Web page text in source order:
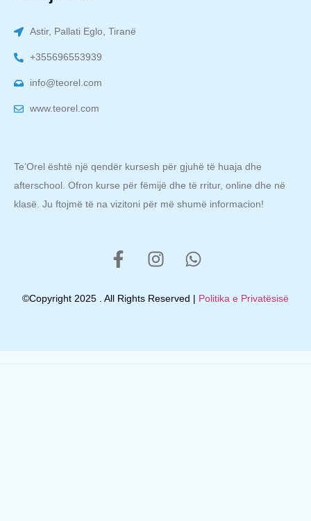
Astir, Pallati Eglo, Tiranë
+355696553939
info@teorel.com
www.teorel.com
Te’Orel është një qendër kursesh për gjuhë të huaja dhe
afterschool. Ofron kurse për fëmijë dhe të rritur, online dhe në
klasë. Ju ftojmë të na vizitoni për më shumë informacion!
©Copyright 2025 . All Rights Reserved | Politika e Privatësisë